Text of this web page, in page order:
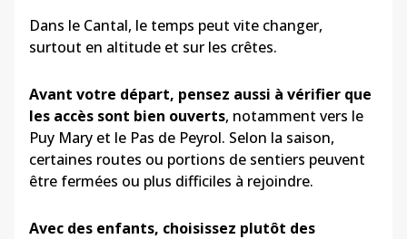
Dans le Cantal, le temps peut vite changer,
surtout en altitude et sur les crêtes.
Avant votre départ, pensez aussi à vérifier que
les accès sont bien ouverts, notamment vers le
Puy Mary et le Pas de Peyrol. Selon la saison,
certaines routes ou portions de sentiers peuvent
être fermées ou plus difficiles à rejoindre.
Avec des enfants, choisissez plutôt des